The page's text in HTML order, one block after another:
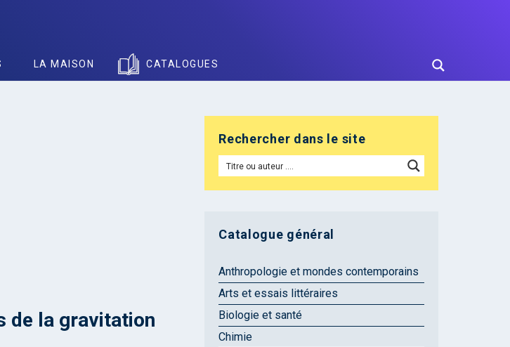
LA MAISON CATALOGUES
de la gravitation
Rechercher dans le site
Catalogue général
Anthropologie et mondes contemporains
Arts et essais littéraires
Biologie et santé
Chimie